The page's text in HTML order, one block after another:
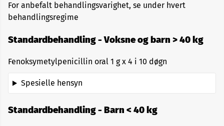
For anbefalt behandlingsvarighet, se under hvert
behandlingsregime
Standardbehandling - Voksne og barn > 40 kg
Fenoksymetylpenicillin oral 1 g x 4 i 10 døgn
Spesielle hensyn
Standardbehandling - Barn < 40 kg